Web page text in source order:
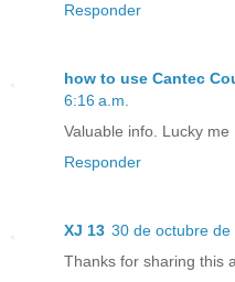
Responder
how to use Cantec
6:16 a.m.
Valuable info. Lucky me
Responder
XJ 13 30 de octubre de
Thanks for sharing this